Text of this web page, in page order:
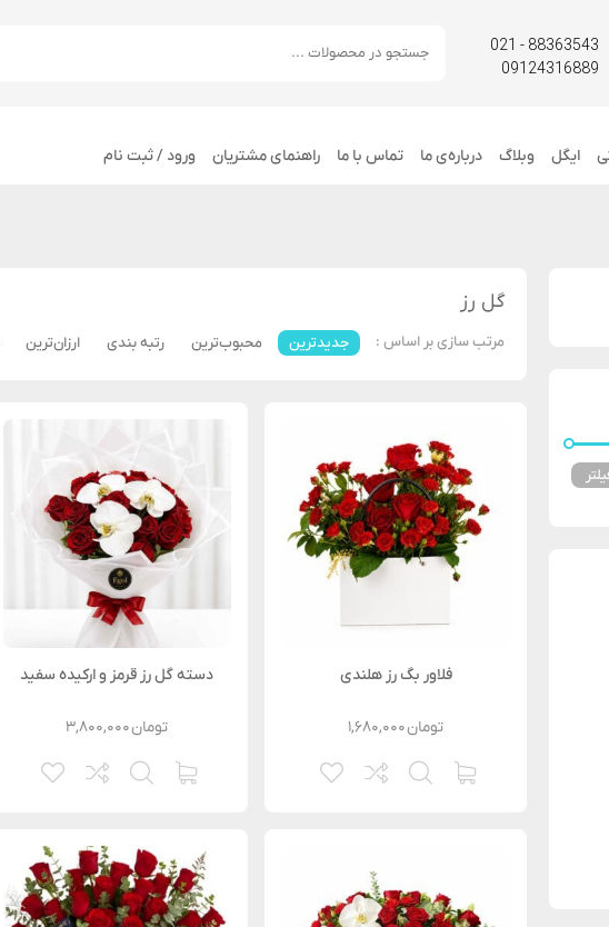
88363543 - 021
09124316889
ایگل وبلاگ درباره‌ی ما تماس با ما راهنمای مشتریان ورود / ثبت نام
گل رز
مرتب سازی بر اساس : جدیدترین محبوب‌ترین رتبه بندی ارزان‌ترین
فلاور بگ رز هلندی
۱,۶۸۰,۰۰۰تومان
دسته گل رز قرمز و ارکیده سفید
۳,۸۰۰,۰۰۰تومان